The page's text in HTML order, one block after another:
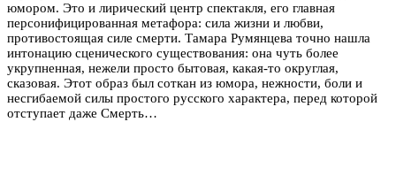
юмором. Это и лирический центр спектакля, его главная
персонифицированная метафора: сила жизни и любви,
противостоящая силе смерти. Тамара Румянцева точно нашла
интонацию сценического существования: она чуть более
укрупненная, нежели просто бытовая, какая-то округлая,
сказовая. Этот образ был соткан из юмора, нежности, боли и
несгибаемой силы простого русского характера, перед которой
отступает даже Смерть…